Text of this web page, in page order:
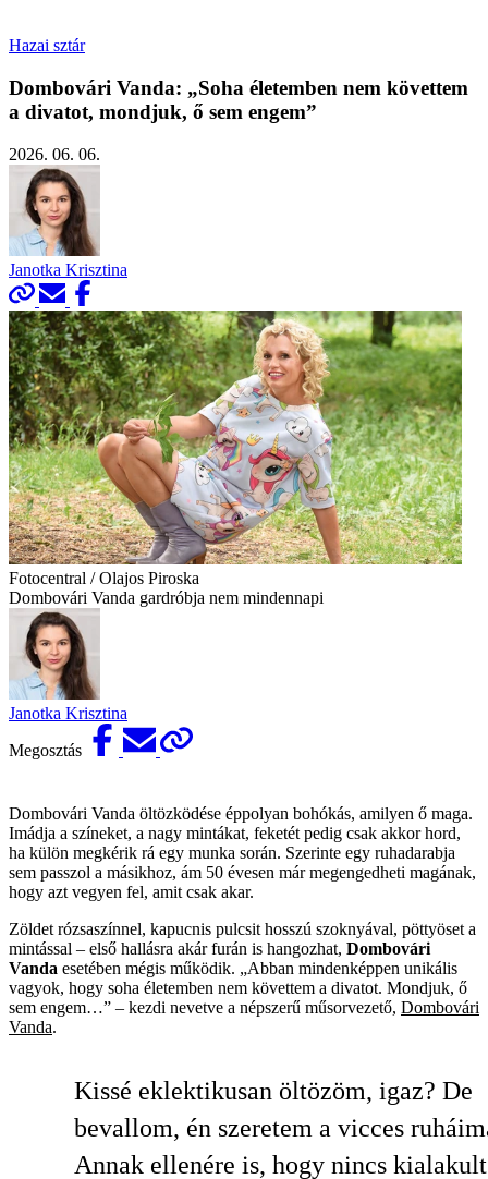
Hazai sztár
Dombovári Vanda: „Soha életemben nem követtem
a divatot, mondjuk, ő sem engem”
2026. 06. 06.
Janotka Krisztina
Fotocentral / Olajos Piroska
Dombovári Vanda gardróbja nem mindennapi
Janotka Krisztina
Megosztás
Dombovári Vanda öltözködése éppolyan bohókás, amilyen ő maga.
Imádja a színeket, a nagy mintákat, feketét pedig csak akkor hord,
ha külön megkérik rá egy munka során. Szerinte egy ruhadarabja
sem passzol a másikhoz, ám 50 évesen már megengedheti magának,
hogy azt vegyen fel, amit csak akar.
Zöldet rózsaszínnel, kapucnis pulcsit hosszú szoknyával, pöttyöset a
mintással – első hallásra akár furán is hangozhat, Dombovári
Vanda esetében mégis működik. „Abban mindenképpen unikális
vagyok, hogy soha életemben nem követtem a divatot. Mondjuk, ő
sem engem…” – kezdi nevetve a népszerű műsorvezető, Dombovári
Vanda.
Kissé eklektikusan öltözöm, igaz? De
bevallom, én szeretem a vicces
Annak ellenére is, hogy nincs kialakult